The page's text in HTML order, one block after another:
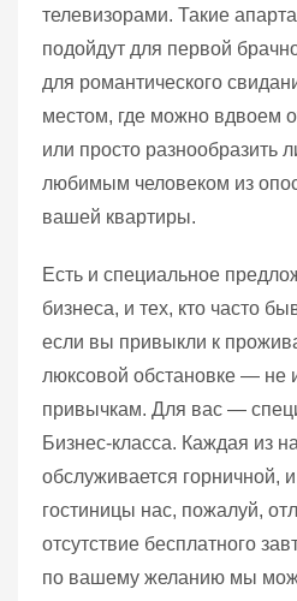
телевизорами. Такие
подойдут для первой
для романтического
местом, где можно вдвоем
или просто разнообразить
любимым человеком из
вашей квартиры.
Есть и специальное
бизнеса, и тех, кто часто
если вы привыкли к
люксовой обстановке — не
привычкам. Для вас —
Бизнес-класса. Каждая из
обслуживается горничной,
гостиницы нас, пожалуй,
отсутствие бесплатного
по вашему желанию мы